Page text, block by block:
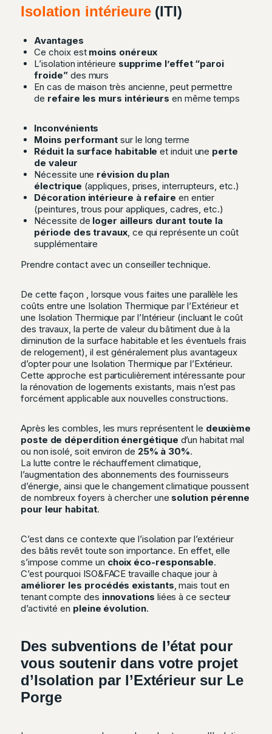
Isolation intérieure(ITI)
Avantages
Ce choix est moins onéreux
L’isolation intérieure supprime l’effet “paroi
froide”des murs
En cas de maison très ancienne, peut permettre
de refaire les murs intérieurs en même temps
Inconvénients
Moins performant sur le long terme
Réduit la surface habitable et induit une perte
de valeur
Nécessite une révision du plan
électrique (appliques, prises, interrupteurs, etc.)
Décoration intérieure à refaire en entier
(peintures, trous pour appliques, cadres, etc.)
Nécessite de loger ailleurs durant toute la
période des travaux, ce qui représente un coût
supplémentaire
Prendre contact avec un conseiller technique.
De cette façon , lorsque vous faites une parallèle les
coûts entre une Isolation Thermique par l’Extérieur et
une Isolation Thermique par l’Intérieur (incluant le coût
des travaux, la perte de valeur du bâtiment due à la
diminution de la surface habitable et les éventuels frais
de relogement), il est généralement plus avantageux
d’opter pour une Isolation Thermique par l’Extérieur.
Cette approche est particulièrement intéressante pour
la rénovation de logements existants, mais n’est pas
forcément applicable aux nouvelles constructions.
Après les combles, les murs représentent le deuxième
poste de déperdition énergétique d’un habitat mal
ou non isolé, soit environ de 25% à 30%.
La lutte contre le réchauffement climatique,
l’augmentation des abonnements des fournisseurs
d’énergie, ainsi que le changement climatique poussent
de nombreux foyers à chercher une solution pérenne
pour leur habitat.
C’est dans ce contexte que l’isolation par l’extérieur
des bâtis revêt toute son importance. En effet, elle
s’impose comme un choix éco-responsable.
C’est pourquoi ISO&FACE travaille chaque jour à
améliorer les procédés existants , mais tout en
tenant compte des innovations liées à ce secteur
d’activité en pleine évolution.
Des subventions de l’état pour
vous soutenir dans votre projet
d’Isolation par l’Extérieur sur Le
Porge